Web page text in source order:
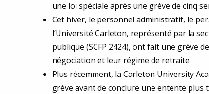
une loi spéciale après une grève de cinq
Cet hiver, le personnel administratif, le
l’Université Carleton, représenté par la
publique (SCFP 2424), ont fait une grève
négociation et leur régime de retraite.
Plus récemment, la Carleton University
grève avant de conclure une entente plus